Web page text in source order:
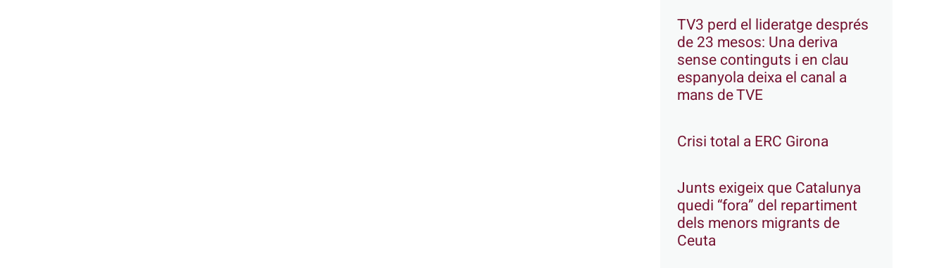
TV3 perd el lideratge després
de 23 mesos: Una deriva
sense continguts i en clau
espanyola deixa el canal a
mans de TVE
Crisi total a ERC Girona
Junts exigeix que Catalunya
quedi “fora” del repartiment
dels menors migrants de
Ceuta